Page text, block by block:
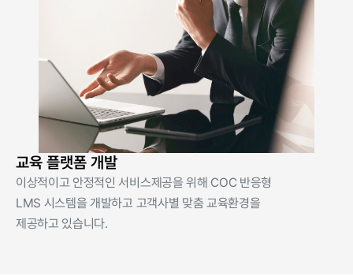
교육 플랫폼 개발
이상적이고 안정적인 서비스제공을 위해 COC 반응형
LMS 시스템을 개발하고 고객사별 맞춤 교육환경을
제공하고 있습니다.